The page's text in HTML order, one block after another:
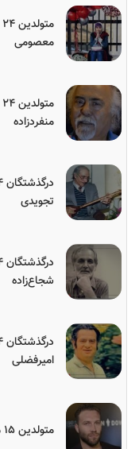
معصومی
منفردزاده
تجویدی
شجاع‌زاده
امیرفضلی
متولدین ۱۵ مارس سینما ، تئاتر و موسیقی؛ جای کورتنی